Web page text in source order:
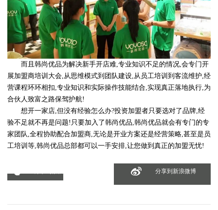
而且韩尚优品为解决新手开店难,专业知识不足的情况,会专门开
展加盟商培训大会,从思维模式到团队建设,从员工培训到客流维护,经
营课程环环相扣,专业知识和实际操作技能结合,实现真正落地执行,为
合伙人致富之路保驾护航!
想开一家店,但没有经验怎么办?投资加盟者只要选对了品牌,经
验不足就不再是问题!只要加入了韩尚优品,韩尚优品就会有专门的专
家团队,全程协助配合加盟商,无论是开业方案还是经营策略,甚至是员
工培训等,韩尚优品总部都可以一手安排,让您做到真正的加盟无忧!
分享到新浪微博